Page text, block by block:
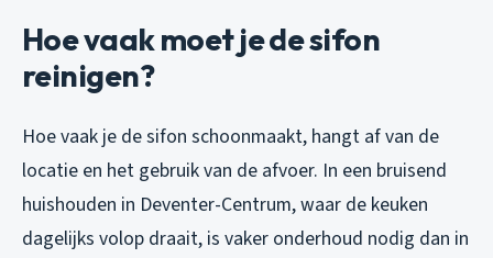
Hoe vaak moet je de sifon
reinigen?
Hoe vaak je de sifon schoonmaakt, hangt af van de
locatie en het gebruik van de afvoer. In een bruisend
huishouden in Deventer-Centrum, waar de keuken
dagelijks volop draait, is vaker onderhoud nodig dan in